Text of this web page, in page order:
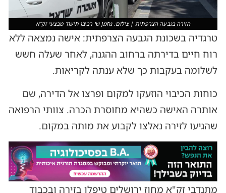
הזירה בגבעה הצרפתית | צילום: נחמן שי רביבו תיעוד מבצעי זק"א
טרגדיה בשכונת הגבעה הצרפתית: אישה נמצאה ללא
רוח חיים בדירתה ברחוב ההגנה, לאחר שעלה חשש
לשלומה בעקבות כך שלא ענתה לקריאות.
כוחות הכיבוי הוזעקו למקום ופרצו אל הדירה, שם
אותרה האישה כשהיא מחוסרת הכרה. צוותי הרפואה
שהגיעו לזירה נאלצו לקבוע את מותה במקום.
מתנדבי זק"א מחוז ירושלים טיפלו בזירה ובכבוד